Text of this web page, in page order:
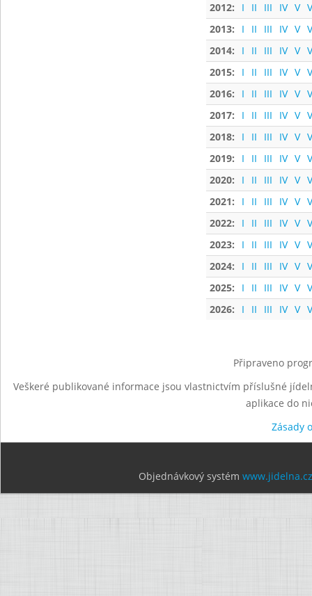
2012:
I II III IV V
2013:
I II III IV V
2014:
I II III IV V
2015:
I II III IV V
2016:
I II III IV V
2017:
I II III IV V
2018:
I II III IV V
2019:
I II III IV V
2020:
I II III IV V
2021:
I II III IV V
2022:
I II III IV V
2023:
I II III IV V
2024:
I II III IV V
2025:
I II III IV V
2026:
I II III IV V
Připraveno
Veškeré publikované informace jsou vlastnictvím příslušné
aplikace do
Zásady
Objednávkový systém www.jidelna.cz